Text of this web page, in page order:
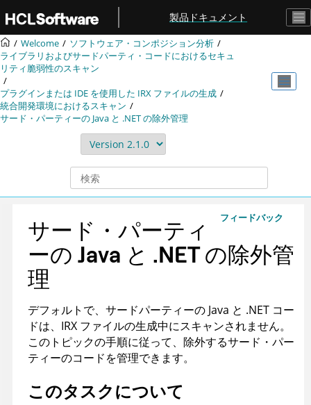
メインコンテンツにジャンプ
製品ドキュメント
Welcome
ソフトウェア・コンポジション分析
ライブラリおよびサードパーティ・コードにおけるセキュ
リティ脆弱性のスキャン
プラグインまたは IDE を使用した IRX ファイルの生成
統合開発環境におけるスキャン
サード・パーティーの Java と .NET の除外管理
フィードバック
サード・パーティ
ーの Java と .NET の除外管
理
デフォルトで、サードパーティーの Java と .NET コー
ドは、 IRX ファイルの生成中にスキャンされません。
このトピックの手順に従って、除外するサード・パー
ティーのコードを管理できます。
このタスクについて